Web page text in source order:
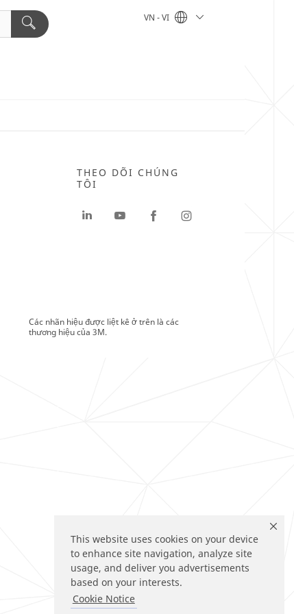
This website uses cookies on your device
to enhance site navigation, analyze site
usage, and deliver you advertisements
based on your interests.
Cookie Notice
VN - VI
THEO DÕI CHÚNG
TÔI
Các nhãn hiệu được liệt kê ở trên là các
thương hiệu của 3M.